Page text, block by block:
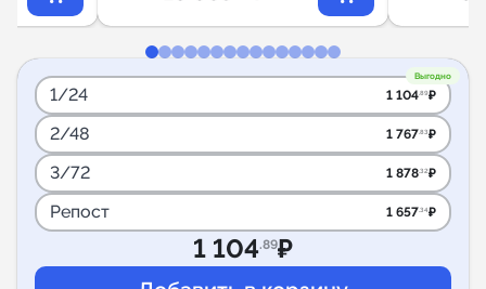
Выгодно
1/24 1 104.89₽
2/48 1 767.83₽
3/72 1 878.32₽
Репост 1 657.34₽
1 104.89₽